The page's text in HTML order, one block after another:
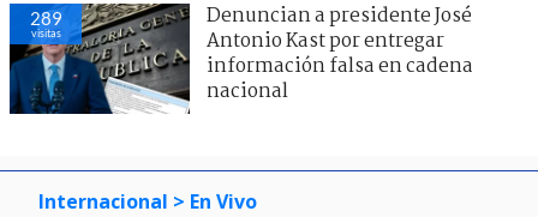
289
visitas
Denuncian a presidente José
Antonio Kast por entregar
información falsa en cadena
nacional
Internacional > En Vivo